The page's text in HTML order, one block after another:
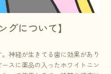
グについて】
神経が生きてる歯に効果があり
スに薬品の入ったホワイトニン